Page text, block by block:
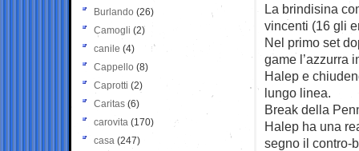
La brindisina
vincenti (16 gli
Nel primo set
game l’azzurra
Halep e
lungo linea.
Break della
Halep ha una
segno il contro-
Burlando (26)
Camogli (2)
canile (4)
Cappello (8)
Caprotti (2)
Caritas (6)
carovita (170)
casa (247)